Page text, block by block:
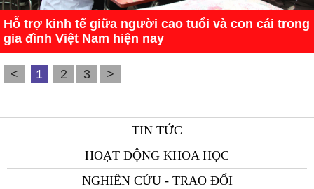
Hỗ trợ kinh tế giữa người cao tuổi và con cái trong
gia đình Việt Nam hiện nay
< 1 2 3 >
TIN TỨC
HOẠT ĐỘNG KHOA HỌC
NGHIÊN CỨU - TRAO ĐỔI